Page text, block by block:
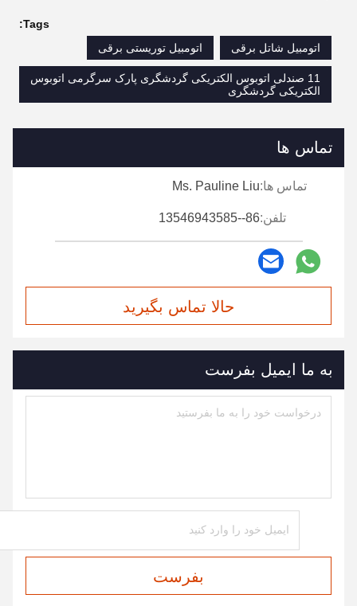
Tags:
اتومبیل شاتل برقی
اتومبیل توریستی برقی
11 صندلی اتوبوس الکتریکی گردشگری پارک سرگرمی اتوبوس
الکتریکی گردشگری
تماس ها
تماس ها:Ms. Pauline Liu
تلفن:86--13546943585
حالا تماس بگیرید
به ما ایمیل بفرست
بفرست